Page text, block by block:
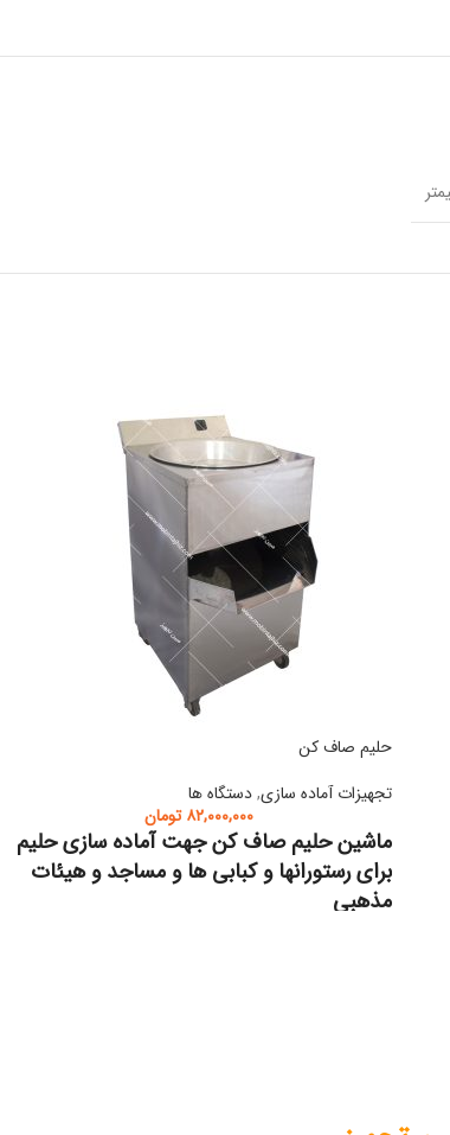
حلیم صاف کن
تجهیزات آماده سازی,دستگاه ها
۸۲,۰۰۰,۰۰۰ تومان
ماشین حلیم صاف کن جهت آماده سازی حلیم
برای رستورانها و کبابی ها و مساجد و هیئات
مذهبی